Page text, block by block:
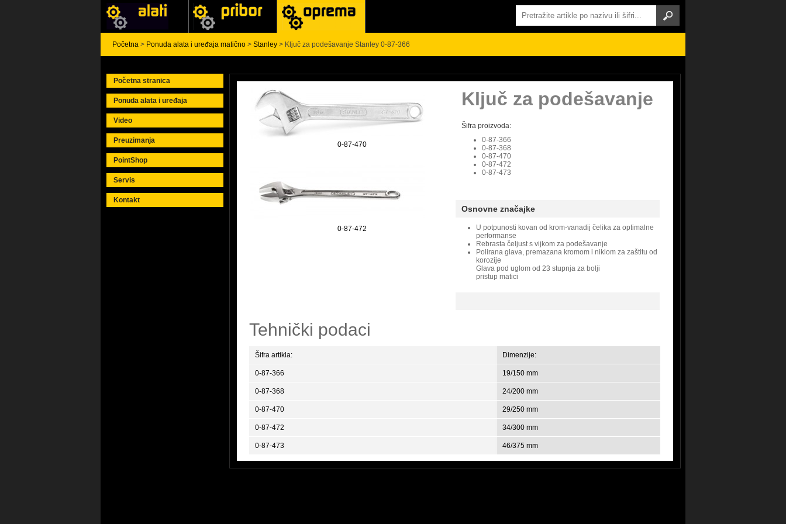
Početna > Ponuda alata i uređaja matično > Stanley > Ključ za podešavanje Stanley 0-87-366
Početna stranica
Ponuda alata i uređaja
Video
Preuzimanja
PointShop
Servis
Kontakt
0-87-470
0-87-472
Ključ za podešavanje
Šifra proizvoda:
0-87-366
0-87-368
0-87-470
0-87-472
0-87-473
Osnovne značajke
U potpunosti kovan od krom-vanadij čelika za optimalne
performanse
Rebrasta čeljust s vijkom za podešavanje
Polirana glava, premazana kromom i niklom za zaštitu od
korozije
Glava pod uglom od 23 stupnja za bolji
pristup matici
Tehnički podaci
Šifra artikla: Dimenzije:
0-87-366 19/150 mm
0-87-368 24/200 mm
0-87-470 29/250 mm
0-87-472 34/300 mm
0-87-473 46/375 mm